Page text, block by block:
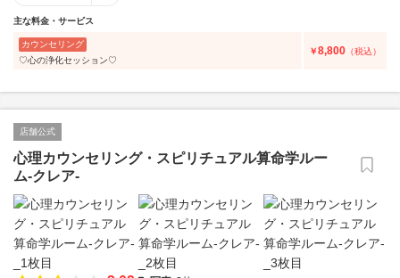
主な料金・サービス
カウンセリング
♡心の浄化セッション♡
￥8,800 （税込）
店舗公式
心理カウンセリング・スピリチュアル算命学ルー
ム-クレア-